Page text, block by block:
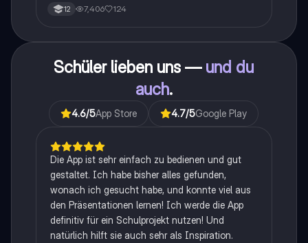
12 7,406 124
Schüler lieben uns — und du
auch.
4.6/5App Store 4.7/5Google Play
Die App ist sehr einfach zu bedienen und gut
gestaltet. Ich habe bisher alles gefunden,
wonach ich gesucht habe, und konnte viel aus
den Präsentationen lernen! Ich werde die App
definitiv für ein Schulprojekt nutzen! Und
natürlich hilft sie auch sehr als Inspiration.